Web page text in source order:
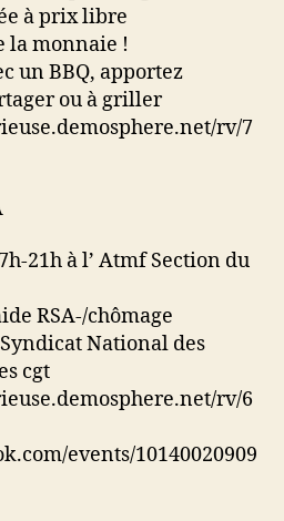
à prix libre
la monnaie !
un BBQ, apportez
ou à griller
rv/7
21h à l’ Atmf Section du
RSA-/chômage
Syndicat National des
cgt
rv/6
events/10140020909